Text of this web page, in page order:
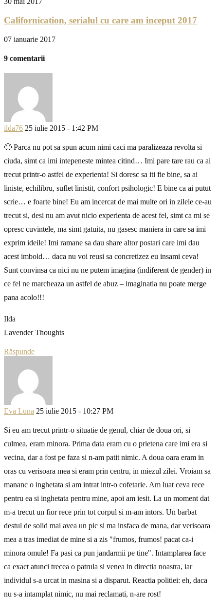
Californication, serialul cu care am inceput 2017
07 ianuarie 2017
9 comentarii
ilda76 25 iulie 2015 - 1:42 PM
🙁 Parca nu pot sa spun acum nimi caci ma paralizeaza revolta si
ciuda, simt ca imi intepeneste mintea citind… Imi pare tare rau ca ai
trecut printr-o astfel de experienta! Si doresc sa iti fie bine, sa ai
liniste, echilibru, suflet linistit, confort psihologic! E bine ca ai putut
scrie… e foarte bine! Eu am incercat de mai multe ori in zilele ce-au
trecut si, desi nu am avut nicio experienta de acest fel, simt ca mi se
opresc cuvintele, ma simt gatuita, nu gasesc maniera in care sa imi
exprim ideile! Imi ramane sa dau share altor postari care imi dau
acest imbold… daca nu voi reusi sa concretizez eu insami ceva!
Sunt convinsa ca nici nu ne putem imagina (indiferent de gender) in
ce fel ne marcheaza un astfel de abuz – imaginatia nu poate merge
pana acolo!!!
Ilda
Lavender Thoughts
Răspunde
Eva Luna 25 iulie 2015 - 10:27 PM
Si eu am trecut printr-o situatie de genul, chiar de doua ori, si
culmea, eram minora. Prima data eram cu o prietena care imi era si
vecina, dar a fost pe faza si n-am patit nimic. A doua oara eram in
oras cu verisoara mea si eram prin centru, in miezul zilei. Vroiam sa
mananc o inghetata si am intrat intr-o cofetarie. Am luat ceva rece
pentru ea si inghetata pentru mine, apoi am iesit. La un moment dat
m-a trecut un fior rece prin tot corpul si m-am intors. Un barbat
destul de solid mai avea un pic si ma insfaca de mana, dar verisoara
mea a tras imediat de mine si a zis "frumos, frumos! pacat ca-i
minora omule! Fa pasi ca pun jandarmii pe tine". Intamplarea face
ca exact atunci trecea o patrula si venea in directia noastra, iar
individul s-a urcat in masina si a disparut. Reactia politiei: eh, daca
nu s-a intamplat nimic, nu mai reclamati, n-are rost!